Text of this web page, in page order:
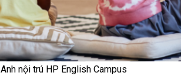
nội trú HP English Campus